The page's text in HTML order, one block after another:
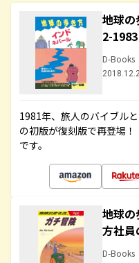
地球の
2-1983
D-Books
1981年、旅人のバイブル
の初版が復刻版で再登場
です。
地球の
方社員
D-Books